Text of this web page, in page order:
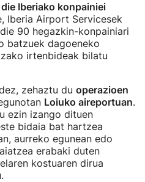
Iberiako konpainiei
Iberia Airport Servicesek
90 hegazkin-konpainiari
batzuek dagoeneko
irtenbideak bilatu
zehaztu du operazioen
Loiuko aireportuan.
ezin izango dituen
bidaia bat hartzea
aurreko egunean edo
erabaki duten
kostuaren dirua